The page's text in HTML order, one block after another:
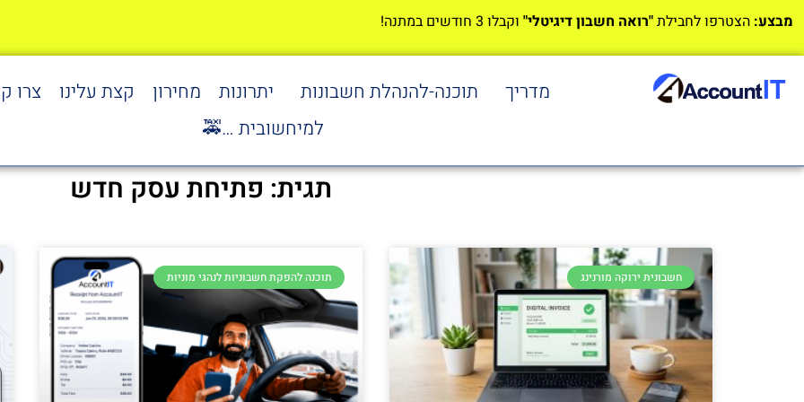
מבצע: הצטרפו לחבילת"רואה חשבון דיגיטלי" וקבלו 3 חודשים במתנה!
מדריך תוכנה-להנהלת חשבונות יתרונות מחירון קצת עלינו
צרו
למיחשובית …🚕
תגית: פתיחת עסק חדש
חשבונית ירוקה מורנינג תוכנה להפקת חשבוניות לנהגי מוניות